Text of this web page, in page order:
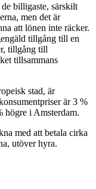
billigaste, särskilt
men det är
att lönen inte räcker.
tillgång till en
tillgång till
tillsammans
stad, är
är 3 %
högre i Amsterdam.
med att betala cirka
utöver hyra.